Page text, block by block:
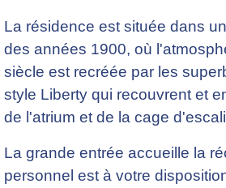
La résidence est située dans
des années 1900, où
siècle est recréée par les
style Liberty qui recouvrent et
de l'atrium et de la cage
La grande entrée accueille la
personnel est à votre